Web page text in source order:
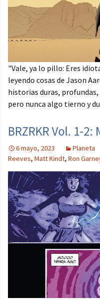
"Vale, ya lo pillo: Eres
leyendo cosas de Jason
historias duras,
pero nunca algo tierno y
BRZRKR Vol. 1-2:
6 mayo, 2023 Planeta
Reeves, Matt Kindt, Ron